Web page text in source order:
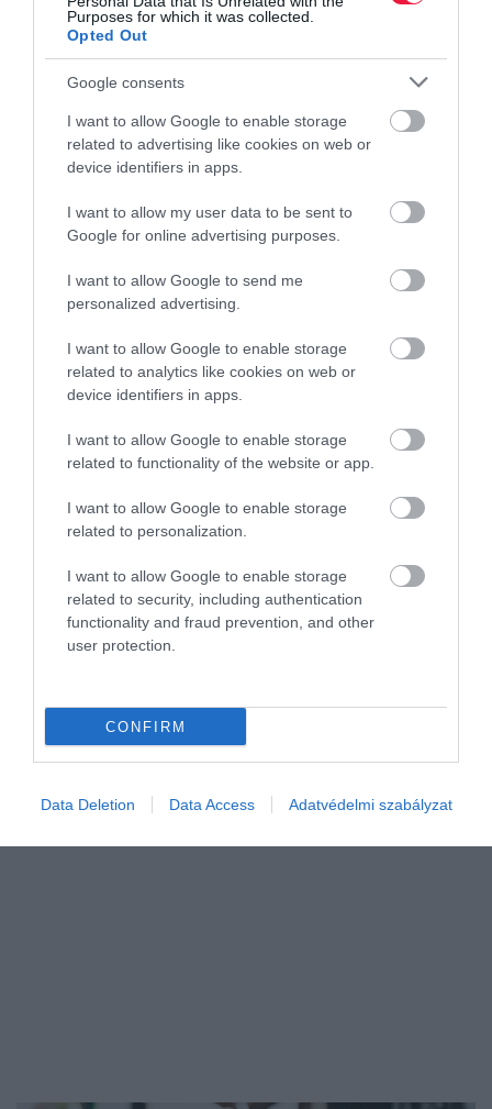
Purposes for which it was collected.
Opted Out
Google consents
I want to allow Google to enable storage
related to advertising like cookies on web or
device identifiers in apps.
I want to allow my user data to be sent to
Google for online advertising purposes.
I want to allow Google to send me
personalized advertising.
I want to allow Google to enable storage
related to analytics like cookies on web or
device identifiers in apps.
I want to allow Google to enable storage
related to functionality of the website or app.
I want to allow Google to enable storage
related to personalization.
I want to allow Google to enable storage
related to security, including authentication
functionality and fraud prevention, and other
user protection.
CONFIRM
Data Deletion Data Access Adatvédelmi szabályzat
NYUGDÍJ
Így lehet külföldről is nyugdíjad
magyar állampolgárok az EU, az EGT országaiból és az Egyesült
Királyságból is jogosultak résznyugdíjra, amelyet egyetlen
igényléssel, a…